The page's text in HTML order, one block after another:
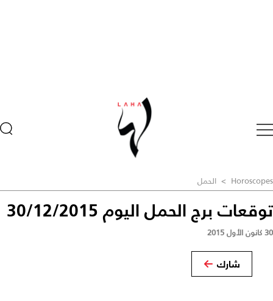
Horoscopes
> الحمل
توقعات برج الحمل اليوم 30/12/2015
30 كانون الأول 2015
شارك